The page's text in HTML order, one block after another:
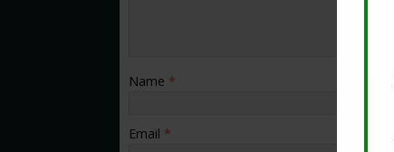
Name *
Email *